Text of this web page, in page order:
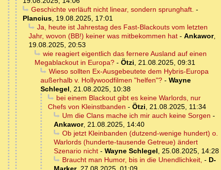
Geschichte verläuft nicht linear, sondern sprunghaft. -
Plancius, 19.08.2025, 17:01
Ja, heute ist Jahrestag des Fast-Blackouts vom letzten
Jahr, wovon (BB!) keiner was mitbekommen hat - Ankawor,
19.08.2025, 20:53
wie reagiert eigentlich das fernere Ausland auf einen
Megablackout in Europa? - Ötzi, 21.08.2025, 09:31
Wieso sollten Ex-Ausgebeutete dem Hybris-Europa
außerhalb v. Hollywoodfilmen "helfen"? - Wayne
Schlegel, 21.08.2025, 10:38
bei einem Blackout gibt es keine Warlords, nur
Chefs von Kleinstbanden - Ötzi, 21.08.2025, 11:34
Um die Clans mache ich mir auch keine Sorgen -
Ankawor, 21.08.2025, 14:40
Ob jetzt Kleinbanden (dutzend-wenige hundert) o.
Warlords (hunderte-tausende Getreue) ändert
Szenario nicht - Wayne Schlegel, 25.08.2025, 14:28
Braucht man Humor, bis in die Unendlichkeit, - D-